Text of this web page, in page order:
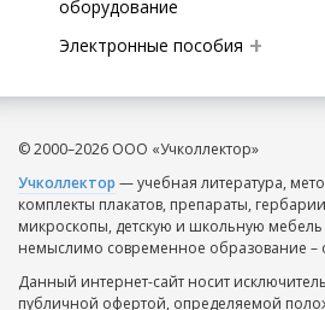
оборудование
Электронные пособия
© 2000–2026 ООО «Учколлектор»
Учколлектор — учебная литература,
комплекты плакатов, препараты,
микроскопы, детскую и школьную
немыслимо современное образование –
Данный интернет-сайт носит
публичной офертой, определяемой